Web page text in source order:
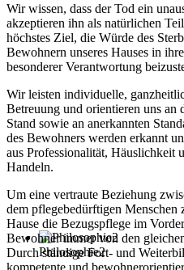
Philosophie2
Wir wissen, dass der Tod ein
akzeptieren ihn als natürlichen
höchstes Ziel, die Würde des
Bewohnern unseres Hauses in
besonderer Verantwortung
Wir leisten individuelle,
Betreuung und orientieren uns an
Stand sowie an anerkannten
des Bewohners werden erkannt
aus Professionalität, Häuslichkeit
Handeln.
Um eine vertraute Beziehung
dem pflegebedürftigen Menschen
Hause die Bezugspflege im
Bewohner immer von den
Durch ständige Fort- und
kompetente und